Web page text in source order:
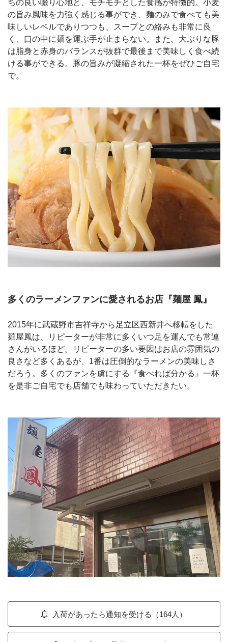
ちの良い啜り心地と、モチモチとした食感が特徴的。小麦
の旨み風味を力強く感じる事ができ、麺のみで食べても美
味しいレベルでありつつも、スープとの絡みも非常に良
く、口の中に麺を運ぶ手が止まらない。また、大ぶりな豚
は脂身と赤身のバランスが抜群で最後まで美味しく食べ続
ける事ができる。豚の旨みが凝縮された一杯をぜひご自宅
で。
多くのラーメンファンに愛されるお店『麺屋 鳳』
2015年に武蔵野市吉祥寺から足立区西新井へ移転をした
麺屋鳳は、リピーターが非常に多くいつ足を運んでも常連
さんがいるほど。リピーターの多い要因はお店の雰囲気の
良さなど多くあるが、1番は圧倒的なラーメンの美味しさ
だろう。多くのファンを虜にする『食べれば分かる』一杯
を是非ご自宅でも店舗でも味わっていただきたい。
入荷があったら通知を受ける（164人）